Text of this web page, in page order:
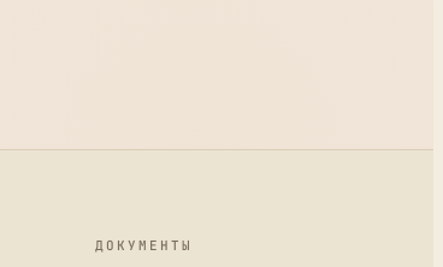
ДОКУМЕНТЫ